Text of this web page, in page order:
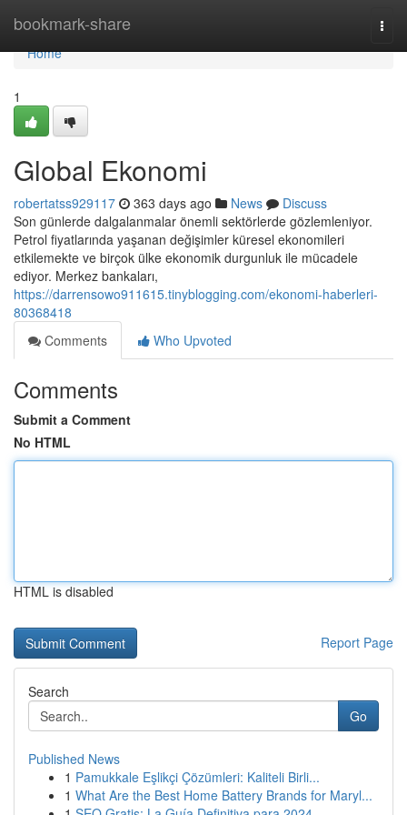
bookmark-share
Home
Home
1
Global Ekonomi
robertatss929117 363 days ago News
Discuss
Son günlerde dalgalanmalar önemli sektörlerde gözlemleniyor.
Petrol fiyatlarında yaşanan değişimler küresel ekonomileri
etkilemekte ve birçok ülke ekonomik durgunluk ile mücadele
ediyor. Merkez bankaları,
https://darrensowo911615.tinyblogging.com/ekonomi-haberleri-
80368418
Comments
Who Upvoted
Comments
Submit a Comment
No HTML
HTML is disabled
Report Page
Search
Go
Published News
1 Pamukkale Eşlikçi Çözümleri: Kaliteli Birli...
1 What Are the Best Home Battery Brands for Maryl...